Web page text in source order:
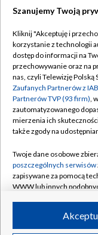
Abonament TVP
Emisja w TVP
Centrum
Naziemna
Rada Programowa
System NOS
Informacje o
Program dla prasy
Szanujemy Twoją
Kliknij "Akceptuję i
korzystanie z technologii
dostęp do informacji na
przechowywanie oraz na
nas, czyli Telewizję Polską
Zaufanych Partnerów z
Partnerów TVP (93 firm),
zautomatyzowanego
mierzenia ich
także zgody na
Twoje dane osobowe
poszczególnych serwisów
zapisywane za pomocą
WWW lub innych
ruchu w Internecie.